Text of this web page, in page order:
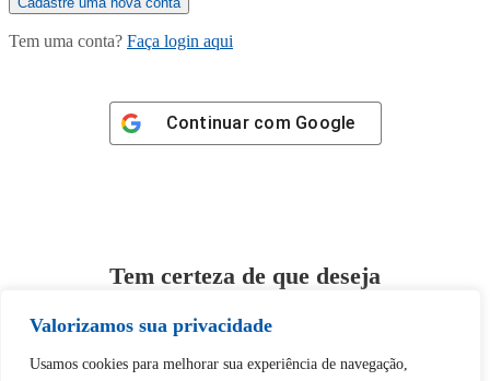
Valorizamos sua privacidade
Usamos cookies para melhorar sua experiência de navegação,
Tem uma conta? Faça login aqui
Continuar com Google
Tem certeza de que deseja
Desbloquear esquerda : 0